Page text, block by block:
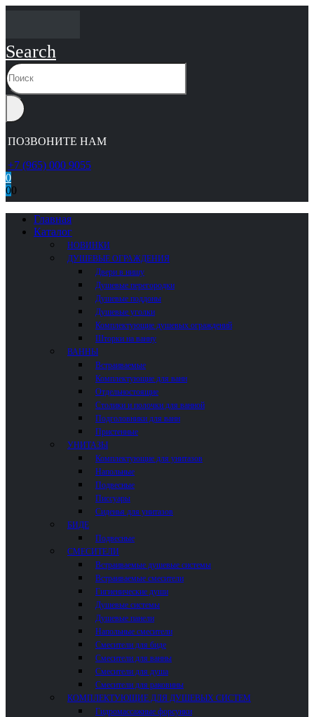
Search
ПОЗВОНИТЕ НАМ
+7 (965) 000 9055
0
00
Главная
Каталог
НОВИНКИ
ДУШЕВЫЕ ОГРАЖДЕНИЯ
Двери в нишу
Душевые перегородки
Душевые поддоны
Душевые уголки
Комплектующие душевых ограждений
Шторки на ванну
ВАННЫ
Встраиваемые
Комплектующие для ванн
Отдельностоящие
Столики и полочки для ванной
Подголовники для ванн
Пристенные
УНИТАЗЫ
Комплектующие для унитазов
Напольные
Подвесные
Писсуары
Сиденья для унитазов
БИДЕ
Подвесные
СМЕСИТЕЛИ
Встраиваемые душевые системы
Встраиваемые смесители
Гигиенические души
Душевые системы
Душевые панели
Напольные смесители
Смесители для биде
Смесители для ванны
Смесители для душа
Смесители для раковины
КОМПЛЕКТУЮЩИЕ ДЛЯ ДУШЕВЫХ СИСТЕМ
Гидромассажные форсунки